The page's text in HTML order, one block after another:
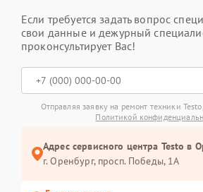
Если требуется задать вопрос
свои данные и дежурный
проконсультирует Вас!
Отправляя заявку на ремонт техники
Политикой
Адрес сервисного центра Testo в
г. Оренбург, просп. Победы, 1А